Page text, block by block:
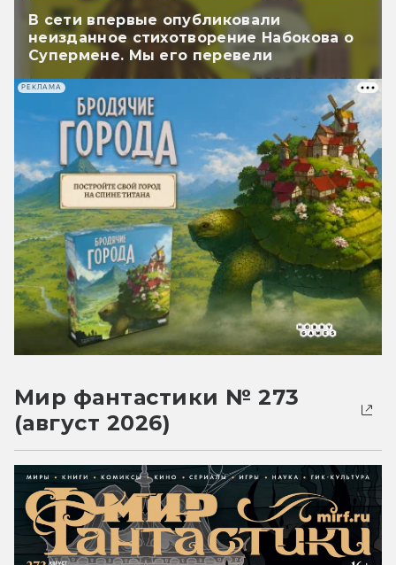
В сети впервые опубликовали
неизданное стихотворение Набокова о
Супермене. Мы его перевели
РЕКЛАМА
Мир фантастики № 273
(август 2026)